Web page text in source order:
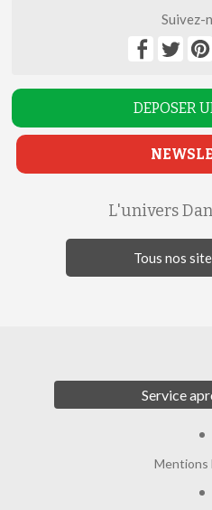
Suivez-
DEPOSER
L'univers
Tous nos
Service
Mentions